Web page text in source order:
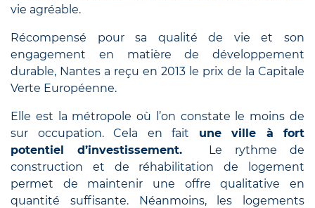
vie agréable.
Récompensé pour sa qualité de vie et son
engagement en matière de développement
durable, Nantes a reçu en 2013 le prix de la Capitale
Verte Européenne.
Elle est la métropole où l’on constate le moins de
sur occupation. Cela en fait
une ville à fort
potentiel d’investissement.
Le rythme de
construction et de réhabilitation de logement
permet de maintenir une offre qualitative en
quantité suffisante. Néanmoins, les logements